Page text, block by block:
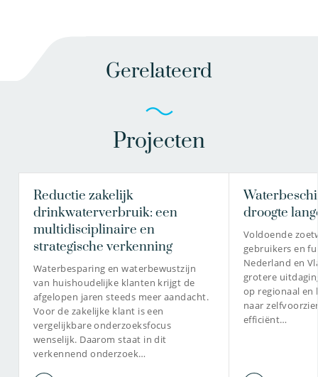
Gerelateerd
Projecten
Reductie zakelijk
drinkwaterverbruik: een
multidisciplinaire en
strategische verkenning
Waterbesparing en waterbewustzijn
van huishoudelijke klanten krijgt de
afgelopen jaren steeds meer aandacht.
Voor de zakelijke klant is een
vergelijkbare onderzoeksfocus
wenselijk. Daarom staat in dit
verkennend onderzoek…
droogte
Voldoende
gebruikers en
Nederland en
grotere
op regionaal en
naar
efficiënt…